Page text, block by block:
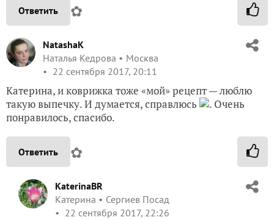
Ответить ✿
NatashaK
Наталья Кедрова
Москва
22 сентября 2017, 20:11
Катерина, и коврижка тоже «мой» рецепт — люблю
такую выпечку. И думается, справлюсь
. Очень
понравилось, спасибо.
Ответить ✿
KaterinaBR
Катерина
Сергиев Посад
22 сентября 2017, 22:26